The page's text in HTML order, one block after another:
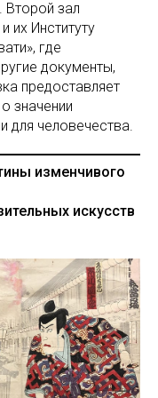
Второй зал
их Институту
где
документы,
предоставляет
значении
для человечества.
изменчивого
искусств